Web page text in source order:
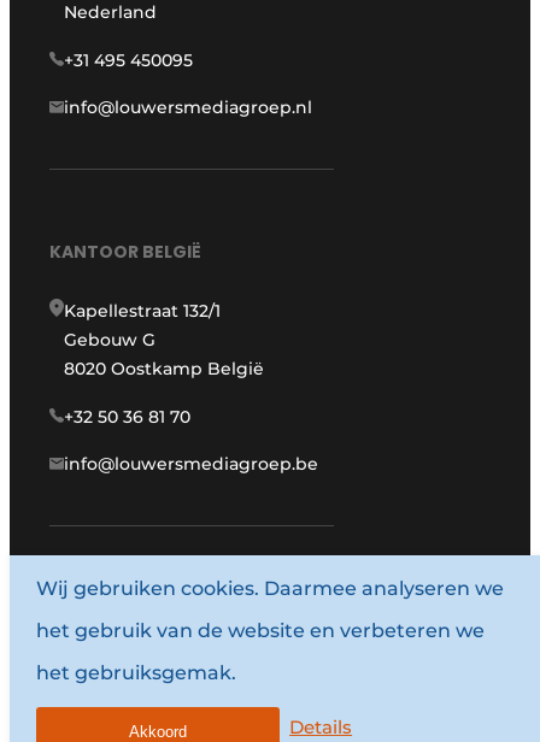
Nederland
+31 495 450095
info@louwersmediagroep.nl
KANTOOR BELGIË
Kapellestraat 132/1
Gebouw G
8020 Oostkamp België
+32 50 36 81 70
info@louwersmediagroep.be
www.louwersmediagroep.com
© 1987 - 2026 Louwersmediagroep.
Algemene voorwaarden
Wij gebruiken cookies. Daarmee analyseren we
het gebruik van de website en verbeteren we
het gebruiksgemak.
Details
Akkoord